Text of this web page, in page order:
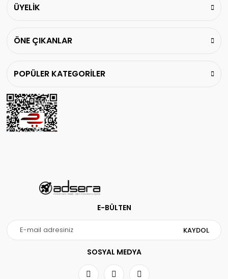
ÜYELİK
ÖNE ÇIKANLAR
POPÜLER KATEGORİLER
E-BÜLTEN
KAYDOL
SOSYAL MEDYA